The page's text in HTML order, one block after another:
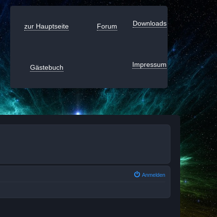
zur Hauptseite Forum Downloads
Gästebuch Impressum
Anmelden